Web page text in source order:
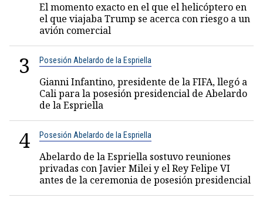
El momento exacto en el que el helicóptero en
el que viajaba Trump se acerca con riesgo a un
avión comercial
3 Posesión Abelardo de la Espriella
Gianni Infantino, presidente de la FIFA, llegó a
Cali para la posesión presidencial de Abelardo
de la Espriella
4 Posesión Abelardo de la Espriella
Abelardo de la Espriella sostuvo reuniones
privadas con Javier Milei y el Rey Felipe VI
antes de la ceremonia de posesión presidencial